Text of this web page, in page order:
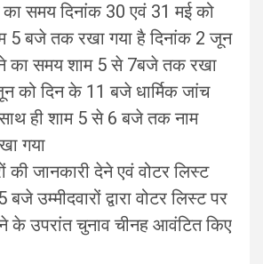
का समय दिनांक 30 एवं 31 मई को
5 बजे तक रखा गया है दिनांक 2 जून
का समय शाम 5 से 7बजे तक रखा
को दिन के 11 बजे धार्मिक जांच
साथ ही शाम 5 से 6 बजे तक नाम
गया
की जानकारी देने एवं वोटर लिस्ट
बजे उम्मीदवारों द्वारा वोटर लिस्ट पर
के उपरांत चुनाव चीनह आवंटित किए